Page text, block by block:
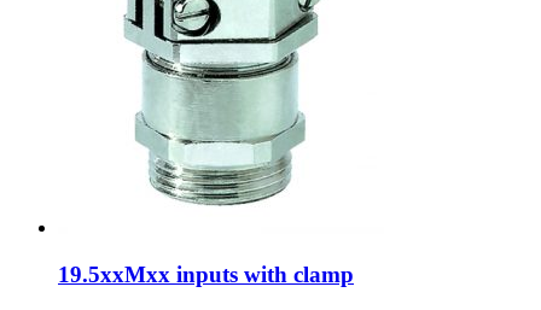
19.5xxMxx inputs with clamp